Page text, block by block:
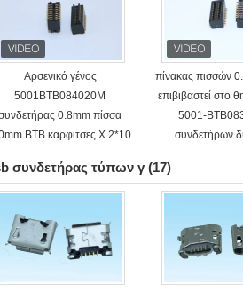
Αρσενικό γένος
5001BTB084020M
0.8mm πίσσα
BTB καρφίτσες Χ 2*10
πίνακας πισσών
επιβιβαστεί στο
5001-
συνδετήρων
συνδετήρας τύπων γ (17)